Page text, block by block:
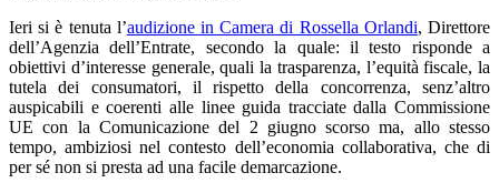
Ieri si è tenuta l’audizione in Camera di Rossella Orlandi, Direttore
dell’Agenzia dell’Entrate, secondo la quale: il testo risponde a
obiettivi d’interesse generale, quali la trasparenza, l’equità fiscale, la
tutela dei consumatori, il rispetto della concorrenza, senz’altro
auspicabili e coerenti alle linee guida tracciate dalla Commissione
UE con la Comunicazione del 2 giugno scorso ma, allo stesso
tempo, ambiziosi nel contesto dell’economia collaborativa, che di
per sé non si presta ad una facile demarcazione.